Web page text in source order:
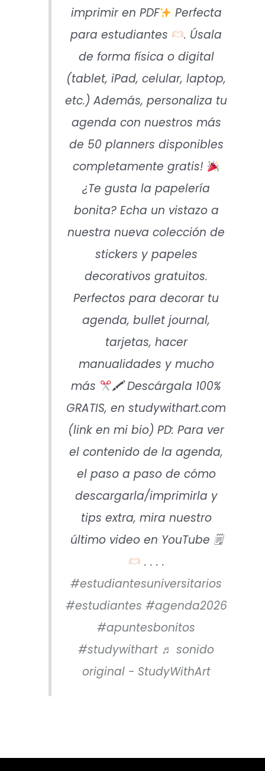
imprimir en PDF
Perfecta
para estudiantes
. Úsala
de forma física o digital
(tablet, iPad, celular, laptop,
etc.) Además, personaliza tu
agenda con nuestros más
de 50 planners disponibles
completamente gratis!
¿Te gusta la papelería
bonita? Echa un vistazo a
nuestra nueva colección de
stickers y papeles
decorativos gratuitos.
Perfectos para decorar tu
agenda, bullet journal,
tarjetas, hacer
manualidades y mucho
más
🖍 Descárgala 100%
GRATIS, en studywithart.com
(link en mi bio) PD: Para ver
el contenido de la agenda,
el paso a paso de cómo
descargarla/imprimirla y
tips extra, mira nuestro
último video en YouTube 🗒
. . . .
#estudiantesuniversitarios
#estudiantes #agenda2026
#apuntesbonitos
#studywithart ♬ sonido
original - StudyWithArt